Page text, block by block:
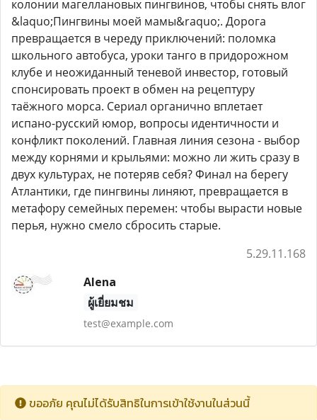
колонии магеллановых пингвинов, чтобы снять влог
&laquo;Пингвины моей мамы&raquo;. Дорога
превращается в череду приключений: поломка
школьного автобуса, уроки танго в придорожном
клубе и неожиданный теневой инвестор, готовый
спонсировать проект в обмен на рецептуру
таёжного морса. Сериал органично вплетает
испано-русский юмор, вопросы идентичности и
конфликт поколений. Главная линия сезона - выбор
между корнями и крыльями: можно ли жить сразу в
двух культурах, не потеряв себя? Финал на берегу
Атлантики, где пингвины линяют, превращается в
метафору семейных перемен: чтобы вырасти новые
перья, нужно смело сбросить старые.
5.29.11.168
Alena
ผู้เยี่ยมชม
test@example.com
ขออภัย คุณไม่ได้รับสิทธิในการเข้าใช้งานในส่วนนี้